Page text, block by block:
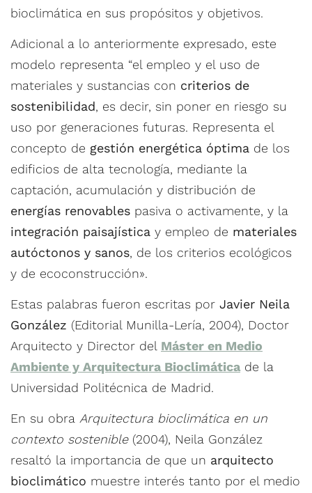
bioclimática en sus propósitos y objetivos.
Adicional a lo anteriormente expresado, este
modelo representa “el empleo y el uso de
materiales y sustancias con criterios de
sostenibilidad, es decir, sin poner en riesgo su
uso por generaciones futuras. Representa el
concepto de gestión energética óptima de los
edificios de alta tecnología, mediante la
captación, acumulación y distribución de
energías renovables pasiva o activamente, y la
integración paisajística y empleo de materiales
autóctonos y sanos, de los criterios ecológicos
y de ecoconstrucción».
Estas palabras fueron escritas por Javier Neila
González (Editorial Munilla-Lería, 2004), Doctor
Arquitecto y Director del Máster en Medio
Ambiente y Arquitectura Bioclimática de la
Universidad Politécnica de Madrid.
En su obra Arquitectura bioclimática en un
contexto sostenible(2004), Neila González
resaltó la importancia de que un arquitecto
bioclimático muestre interés tanto por el medio